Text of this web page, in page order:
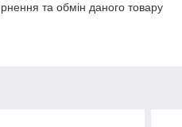
та обмін даного товару